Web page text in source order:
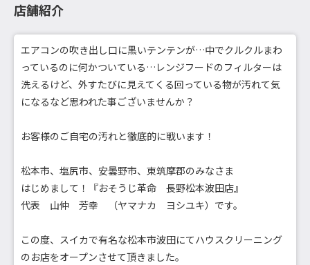
店舗紹介
エアコンの吹き出し口に黒いテンテンが…中でクルクルまわ
っているのに何かついている…レンジフードのフィルターは
洗えるけど、外すたびに見えてくる回っている物が汚れて気
になるなど思われた事ございませんか？
お客様のご自宅の汚れと徹底的に戦います！
松本市、塩尻市、安曇野市、東筑摩郡のみなさま
はじめまして！『おそうじ革命 長野松本波田店』
代表 山仲 芳幸 （ヤマナカ ヨシユキ）です。
この度、スイカで有名な松本市波田にてハウスクリーニング
のお店をオープンさせて頂きました。